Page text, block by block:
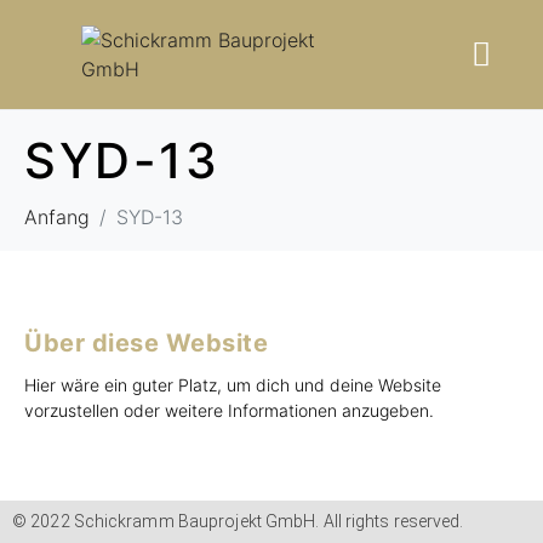
SYD-13
Anfang SYD-13
Über diese Website
Hier wäre ein guter Platz, um dich und deine Website
vorzustellen oder weitere Informationen anzugeben.
© 2022 Schickramm Bauprojekt GmbH. All rights reserved.